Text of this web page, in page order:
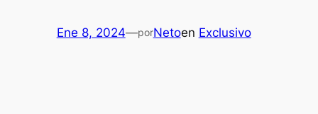
Ene 8, 2024—porNetoen Exclusivo